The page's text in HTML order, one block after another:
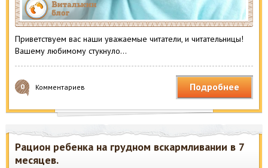
Приветствуем вас наши уважаемые читатели, и читательницы!
Вашему любимому стукнуло…
0 Комментариев Подробнее
Рацион ребенка на грудном вскармливании в 7
месяцев.